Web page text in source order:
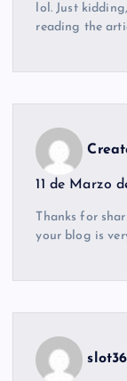
lol. Just
reading the
11 de Marzo
Thanks for
your blog is